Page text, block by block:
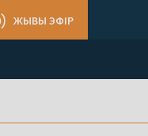
ЖЫВЫ ЭФІР